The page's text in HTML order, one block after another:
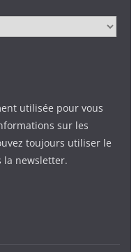
utilisée pour vous
sur les
toujours utiliser le
la newsletter.